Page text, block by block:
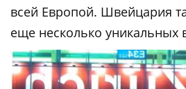
всей Европой. Швейцария
еще несколько уникальных